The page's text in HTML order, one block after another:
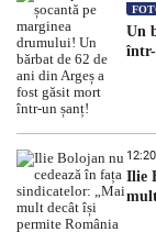
Un
12:20
Ilie